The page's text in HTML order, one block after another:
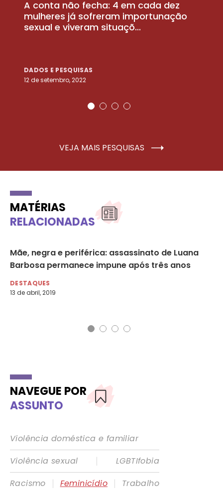
A conta não fecha: 4 em cada dez
mulheres já sofreram importunação
sexual e viveram situaçõ...
DADOS E PESQUISAS
12 de setembro, 2022
VEJA MAIS PESQUISAS
MATÉRIAS
RELACIONADAS
Mãe, negra e periférica: assassinato de Luana
Barbosa permanece impune após três anos
DESTAQUES
13 de abril, 2019
NAVEGUE POR
ASSUNTO
Violência doméstica e familiar
Violência sexual
|
LGBTIfobia
Racismo
| Feminicídio |
Trabalho